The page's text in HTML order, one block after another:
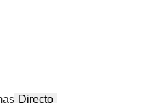
Directo